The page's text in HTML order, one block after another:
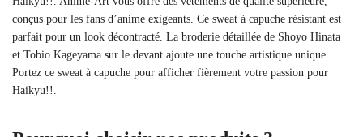
conçus pour les fans d’anime exigeants. Ce sweat à capuche résistant est
parfait pour un look décontracté. La broderie détaillée de Shoyo Hinata
et Tobio Kageyama sur le devant ajoute une touche artistique unique.
Portez ce sweat à capuche pour afficher fièrement votre passion pour
Haikyu!!.